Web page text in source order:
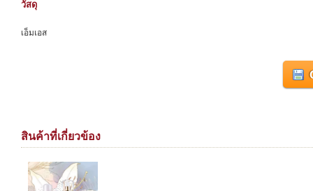
วัสดุ
เอ็มเอส
สินค้าที่เกี่ยวข้อง